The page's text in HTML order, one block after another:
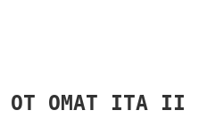
OT OMAT ITA II